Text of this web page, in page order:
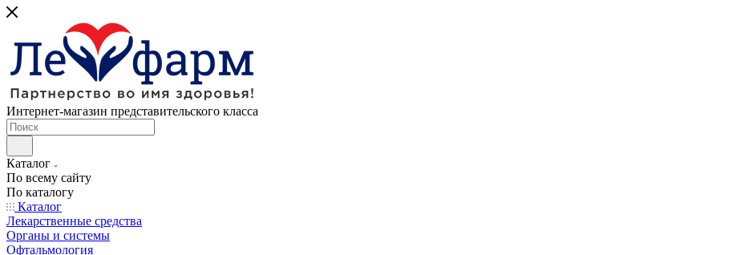
Интернет-магазин представительского класса
Каталог
По всему сайту
По каталогу
Каталог
Лекарственные средства
Органы и системы
Офтальмология